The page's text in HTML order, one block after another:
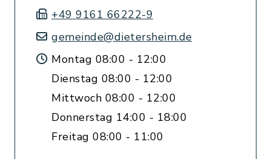
+49 9161 66222-9
gemeinde@dietersheim.de
Montag 08:00 - 12:00
Dienstag 08:00 - 12:00
Mittwoch 08:00 - 12:00
Donnerstag 14:00 - 18:00
Freitag 08:00 - 11:00